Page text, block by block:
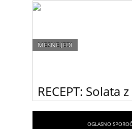
RECEPT: Solata
MESNE JEDI